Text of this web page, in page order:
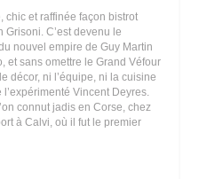
chic et raffinée façon bistrot
Grisoni. C’est devenu le
nouvel empire de Guy Martin
et sans omettre le Grand Véfour
décor, ni l’équipe, ni la cuisine
Vincent Deyres.
connut jadis en Corse, chez
à Calvi, où il fut le premier